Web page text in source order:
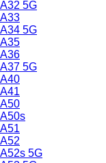
A32 5G
A33
A34 5G
A35
A36
A37 5G
A40
A41
A50
A50s
A51
A52
A52s 5G